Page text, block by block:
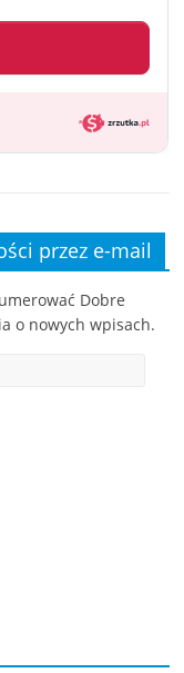
przez e-mail
Dobre
o nowych wpisach.